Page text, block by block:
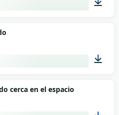
cerca en el espacio